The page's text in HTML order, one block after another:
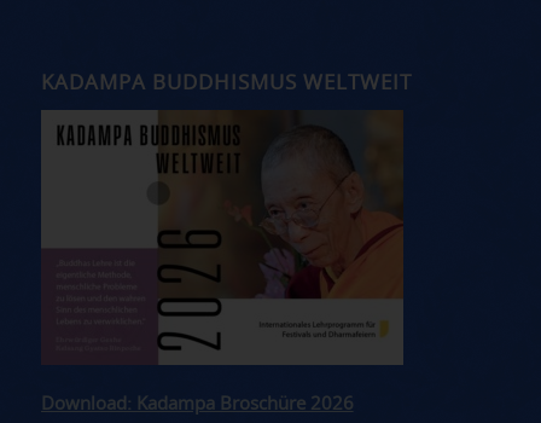
KADAMPA BUDDHISMUS WELTWEIT
Download: Kadampa Broschüre 2026